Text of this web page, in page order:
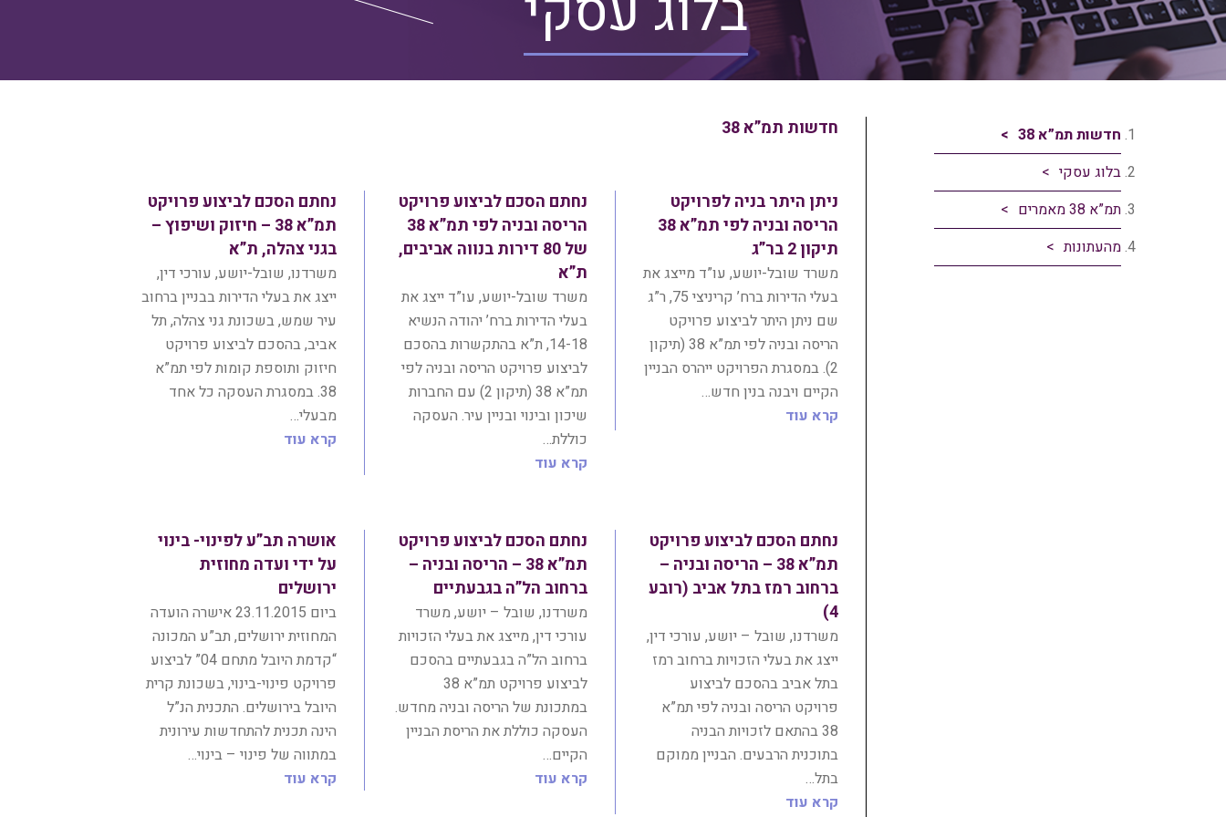
חדשות תמ”א 38
בלוג עסקי
תמ”א 38 מאמרים
מהעתונות
חדשות תמ”א 38
ניתן היתר בניה לפרויקט
הריסה ובניה לפי תמ”א 38
תיקון 2 בר”ג
משרד שובל-יושע, עו”ד מייצג את
בעלי הדירות ברח’ קריניצי 75, ר”ג
שם ניתן היתר לביצוע פרויקט
הריסה ובניה לפי תמ”א 38 (תיקון
2). במסגרת הפרויקט ייהרס הבניין
הקיים ויבנה בנין חדש…
קרא עוד
נחתם הסכם לביצוע פרויקט
הריסה ובניה לפי תמ”א 38
של 80 דירות בנווה אביבים,
ת”א
משרד שובל-יושע, עו”ד ייצג את
בעלי הדירות ברח’ יהודה הנשיא
14-18, ת”א בהתקשרות בהסכם
לביצוע פרויקט הריסה ובניה לפי
תמ”א 38 (תיקון 2) עם החברות
שיכון ובינוי ובניין עיר. העסקה
כוללת…
קרא עוד
נחתם הסכם לביצוע פרויקט
תמ”א 38 – חיזוק ושיפוץ –
בגני צהלה, ת”א
משרדנו, שובל-יושע, עורכי דין,
ייצג את בעלי הדירות בבניין ברחוב
עיר שמש, בשכונת גני צהלה, תל
אביב, בהסכם לביצוע פרויקט
חיזוק ותוספת קומות לפי תמ”א
38. במסגרת העסקה כל אחד
מבעלי…
קרא עוד
נחתם הסכם לביצוע פרויקט
תמ”א 38 – הריסה ובניה –
ברחוב רמז בתל אביב (רובע
4)
משרדנו, שובל – יושע, עורכי דין,
ייצג את בעלי הזכויות ברחוב רמז
בתל אביב בהסכם לביצוע
פרויקט הריסה ובניה לפי תמ”א
38 בהתאם לזכויות הבניה
בתוכנית הרבעים. הבניין ממוקם
בתל…
קרא עוד
נחתם הסכם לביצוע פרויקט
תמ”א 38 – הריסה ובניה –
ברחוב הל”ה בגבעתיים
משרדנו, שובל – יושע, משרד
עורכי דין, מייצג את בעלי הזכויות
ברחוב הל”ה בגבעתיים בהסכם
לביצוע פרויקט תמ”א 38
במתכונת של הריסה ובניה מחדש.
העסקה כוללת את הריסת הבניין
הקיים…
קרא עוד
אושרה תב”ע לפינוי- בינוי
על ידי ועדה מחוזית
ירושלים
ביום 23.11.2015 אישרה הועדה
המחוזית ירושלים, תב”ע המכונה
“קדמת היובל מתחם 04” לביצוע
פרויקט פינוי-בינוי, בשכונת קרית
היובל בירושלים. התכנית הנ”ל
הינה תכנית להתחדשות עירונית
במתווה של פינוי – בינוי…
קרא עוד